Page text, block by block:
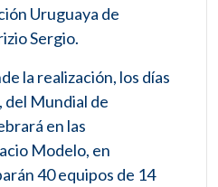
Uruguaya de
Sergio.
la realización, los días
del Mundial de
en las
Modelo, en
40 equipos de 14